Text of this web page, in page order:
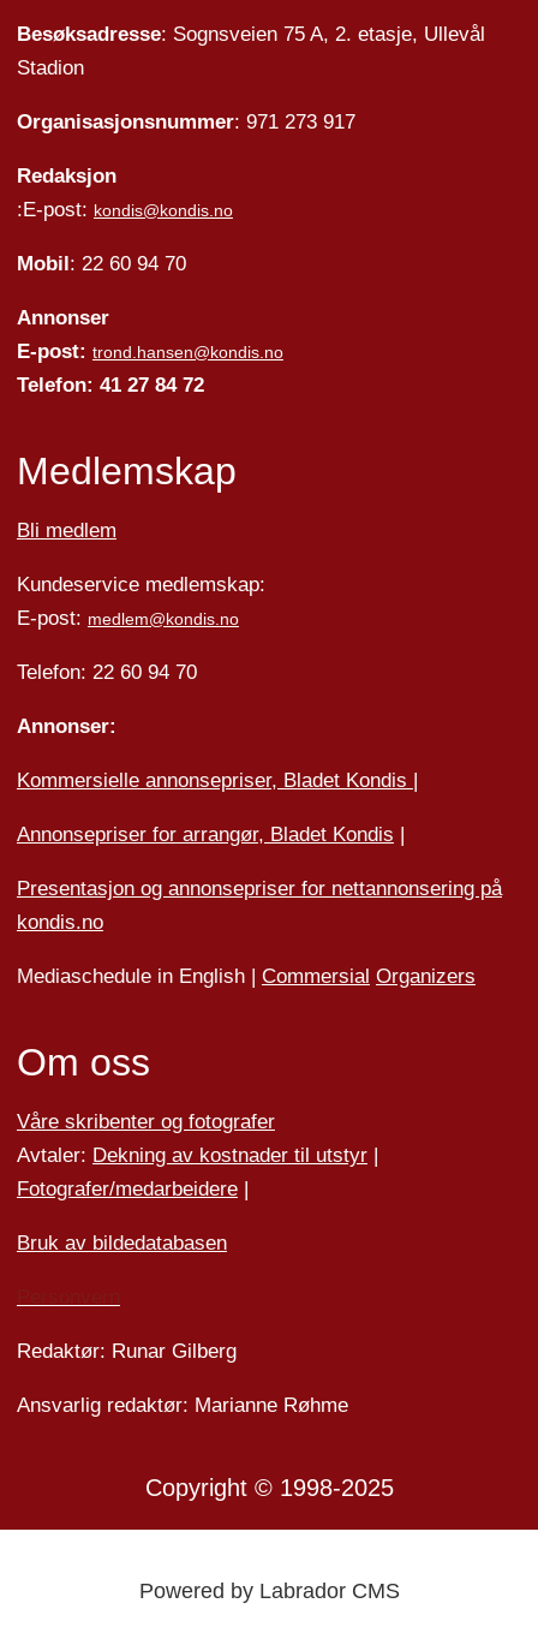
Besøksadresse: Sognsveien 75 A, 2. etasje, Ullevål
Stadion
Organisasjonsnummer: 971 273 917
Redaksjon
:E-post: kondis@kondis.no
Mobil: 22 60 94 70
Annonser
E-post: trond.hansen@kondis.no
Telefon: 41 27 84 72
Medlemskap
Bli medlem
Kundeservice medlemskap:
E-post: medlem@kondis.no
Telefon: 22 60 94 70
Annonser:
Kommersielle annonsepriser, Bladet Kondis |
Annonsepriser for arrangør, Bladet Kondis |
Presentasjon og annonsepriser for nettannonsering på
kondis.no
Mediaschedule in English | Commersial Organizers
Om oss
Våre skribenter og fotografer
Avtaler: Dekning av kostnader til utstyr|
Fotografer/medarbeidere|
Bruk av bildedatabasen
Redaktør: Runar Gilberg
Ansvarlig redaktør: Marianne Røhme
Copyright © 1998-2025
Powered by Labrador CMS